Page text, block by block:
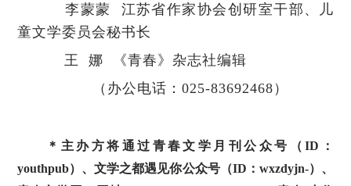
李蒙蒙
江苏省作家协会创研室干部、儿
童文学委员会秘书长
王
娜
《青春》杂志社编辑
（办公电话： 025-83692468）
＊主办方将通过青春文学月刊公众号（ ID：
youthpub）、文学之都遇见你公众号（ID：wxzdyjn-）、